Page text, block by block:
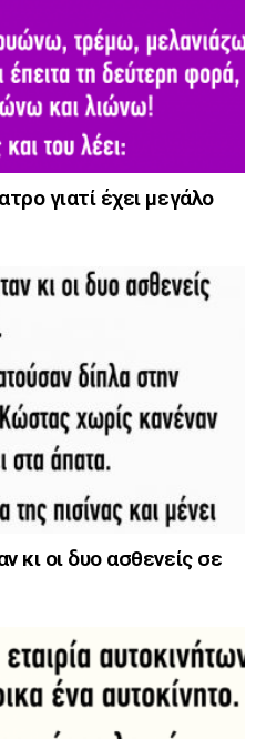
γιατί έχει μεγάλο
κι οι δυο ασθενείς σε